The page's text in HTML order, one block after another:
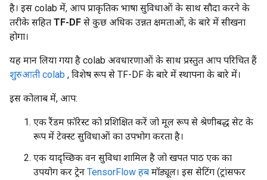
है। इस colab में, आप प्राकृतिक भाषा सुविधाओं के साथ सौदा करने के
तरीके सहित TF-DF से कुछ अधिक उन्नत क्षमताओं, के बारे में सीखना
होगा।
यह मान लिया गया है colab अवधारणाओं के साथ प्रस्तुत आप परिचित हैं
शुरुआती colab , विशेष रूप से TF-DF के बारे में स्थापना के बारे में।
इस कोलाब में, आप:
एक रैंडम फ़ॉरेस्ट को प्रशिक्षित करें जो मूल रूप से श्रेणीबद्ध सेट के
रूप में टेक्स्ट सुविधाओं का उपभोग करता है।
एक यादृच्छिक वन सुविधा शामिल है जो खपत पाठ एक का
उपयोग कर ट्रेन TensorFlow हब मॉड्यूल। इस सेटिंग (ट्रांसफर